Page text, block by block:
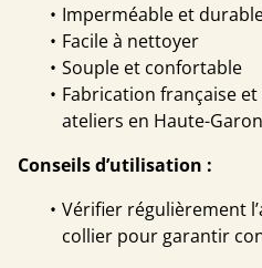
Imperméable et
Facile à nettoyer
Souple et confortable
Fabrication française
ateliers en Haute-
Conseils d’utilisation :
Vérifier régulièrement
collier pour garantir